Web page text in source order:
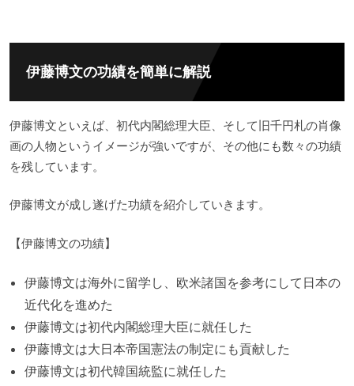
伊藤博文の功績を簡単に解説
伊藤博文といえば、初代内閣総理大臣、そして旧千円札の肖像
画の人物というイメージが強いですが、その他にも数々の功績
を残しています。
伊藤博文が成し遂げた功績を紹介していきます。
【伊藤博文の功績】
伊藤博文は海外に留学し、欧米諸国を参考にして日本の
近代化を進めた
伊藤博文は初代内閣総理大臣に就任した
伊藤博文は大日本帝国憲法の制定にも貢献した
伊藤博文は初代韓国統監に就任した